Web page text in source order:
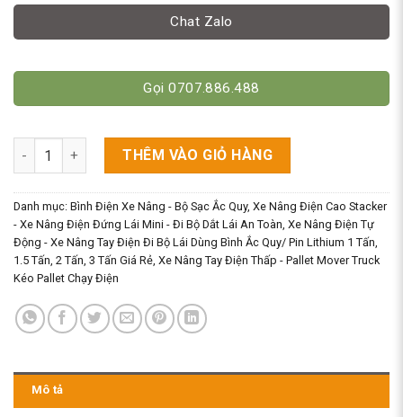
Chat Zalo
Gọi 0707.886.488
10 Loại Pin Lithium Xe Nâng Tay Điện Thấp/Cao Stacker -
THÊM VÀO GIỎ HÀNG
Danh mục: Bình Điện Xe Nâng - Bộ Sạc Ắc Quy, Xe Nâng Điện Cao Stacker
- Xe Nâng Điện Đứng Lái Mini - Đi Bộ Dắt Lái An Toàn, Xe Nâng Điện Tự
Động - Xe Nâng Tay Điện Đi Bộ Lái Dùng Bình Ắc Quy/ Pin Lithium 1 Tấn,
1.5 Tấn, 2 Tấn, 3 Tấn Giá Rẻ, Xe Nâng Tay Điện Thấp - Pallet Mover Truck
Kéo Pallet Chạy Điện
Mô tả